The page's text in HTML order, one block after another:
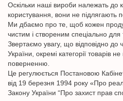
Оскільки наші вироби належать до
користування, вони не підлягають
Ми дбаємо про те, щоб кожен
чистим і створеним спеціально для
Звертаємо увагу, що відповідно до
України, окремі категорії товарів
поверненню.
Це регулюється Постановою
від 19 березня 1994 року «Про
Закону України “Про захист прав